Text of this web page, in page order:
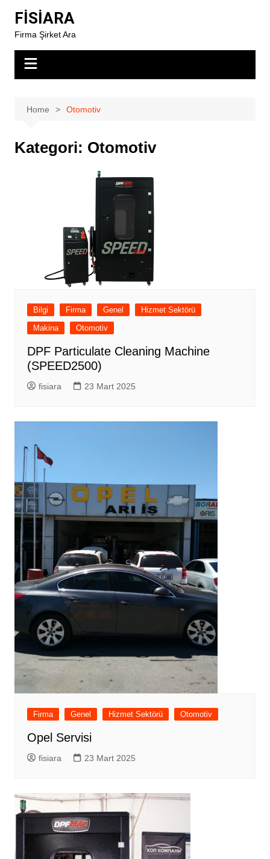
content
FİSİARA
Firma Şirket Ara
Home Otomotiv
Kategori: Otomotiv
Bilgi Firma Genel
Hizmet Sektörü
Makina
Otomotiv
DPF Particulate Cleaning Machine
(SPEED2500)
fisiara 23 Mart 2025
Firma Genel Hizmet Sektörü Otomotiv
Opel Servisi
fisiara 23 Mart 2025